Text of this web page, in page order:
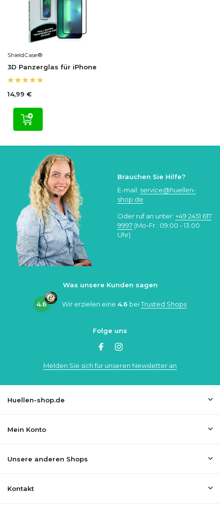
ShieldCase®
3D Panzerglas für iPhone
14,99 €
Brauchen Sie Hilfe?
E-mail: service@huellen-
shop.de
Oder ruf an unter: +49 2451 617
9997 (Mo-Fr.: 09:00 - 13:00
Uhr)
Was unsere Kunden sagen
4.6 Wir erzielen eine 4.6 beiTrusted Shops
Folge uns
Melden Sie sich für unseren Newsletter an
Huellen-shop.de
Mein Konto
Unsere anderen Shops
Kontakt